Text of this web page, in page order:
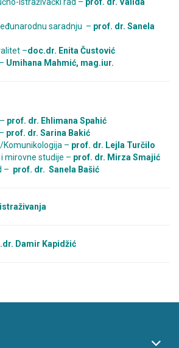
saradnju – prof. dr. Sanela
–doc.dr. Enita Čustović
Umihana Mahmić, mag.iur.
prof. dr. Ehlimana Spahić
prof. dr. Sarina Bakić
Komunikologija – prof. dr. Lejla Turčilo
mirovne studije – prof. dr. Mirza Smajić
– prof. dr. Sanela Bašić
Damir Kapidžić